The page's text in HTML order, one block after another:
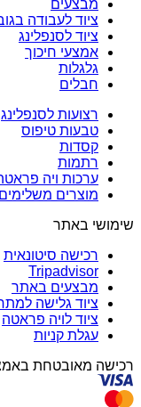
מבצעים
ציוד לעבודה
ציוד לסנפלינג
אמצעי חיכוך
גלגלות
חבלים
רצועות לסנפלינג
טבעות טיפוס
קסדות
רתמות
ערכות ויה
מוצרים משלימים
שימושי באתר
רכישה סיטונאית
Tripadvisor
מבצעים באתר
ציוד גלישה
ציוד לויה פראטה
עגלת קניות
רכישה מאובטחת